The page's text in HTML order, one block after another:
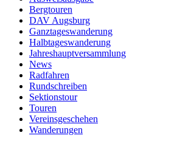
Bergtouren
DAV Augsburg
Ganztageswanderung
Halbtageswanderung
Jahreshauptversammlung
News
Radfahren
Rundschreiben
Sektionstour
Touren
Vereinsgeschehen
Wanderungen